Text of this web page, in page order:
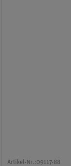
Artikel-Nr.:09117-88